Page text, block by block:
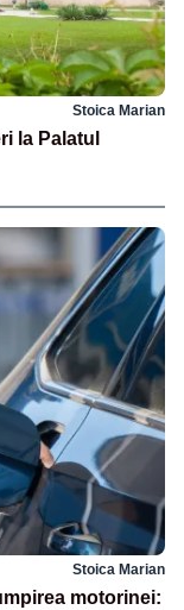
Stoica Marian
la Palatul
Stoica Marian
motorinei: